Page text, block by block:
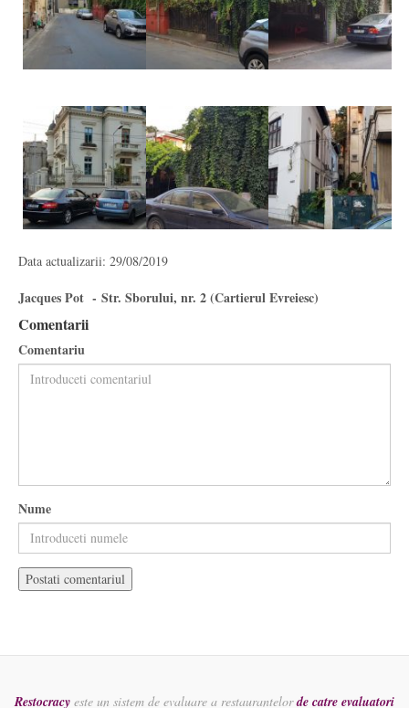
Data actualizarii: 29/08/2019
Jacques Pot - Str. Sborului, nr. 2 (Cartierul Evreiesc)
Comentarii
Comentariu
Nume
Restocracy este un sistem de evaluare a restaurantelorde catre evaluatori